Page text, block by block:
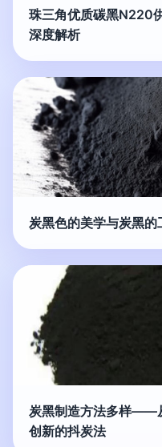
珠三角优质碳黑N220
深度解析
炭黑色的美学与炭黑的
炭黑制造方法多样——
创新的抖炭法